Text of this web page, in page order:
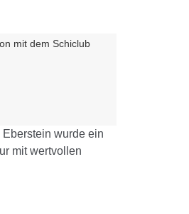
mit dem Schiclub
wurde ein
mit wertvollen